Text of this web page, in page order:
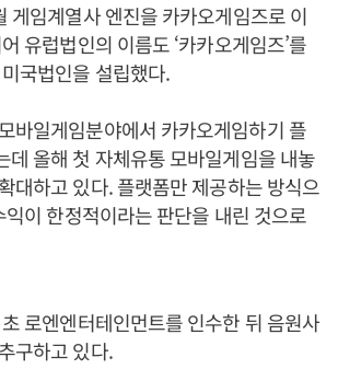
게임계열사 엔진을 카카오게임즈로 이
유럽법인의 이름도 ‘카카오게임즈’를
국법인을 설립했다.
바일게임분야에서 카카오게임하기 플
데 올해 첫 자체유통 모바일게임을 내놓
대하고 있다. 플랫폼만 제공하는 방식으
이 한정적이라는 판단을 내린 것으로
로엔엔터테인먼트를 인수한 뒤 음원사
구하고 있다.